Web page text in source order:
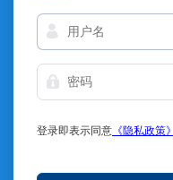
登录即表示同意 《隐私政策》